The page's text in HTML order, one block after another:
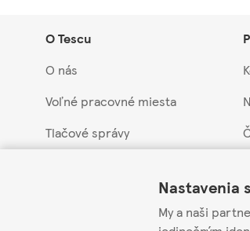
Nastavenia
My a naši
O Tescu
O nás
Voľné pracovné miesta
Tlačové správy
Obchodná skupina Tesco